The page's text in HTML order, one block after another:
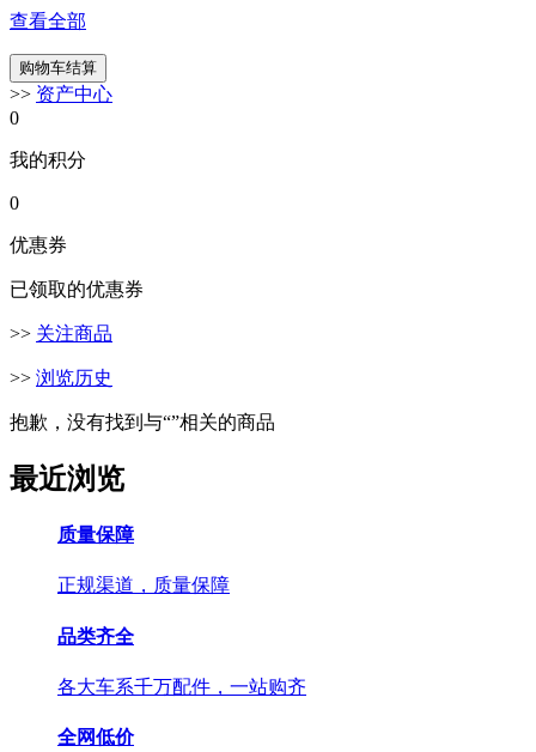
查看全部
>> 资产中心
0
我的积分
0
优惠券
已领取的优惠券
>> 关注商品
>> 浏览历史
抱歉，没有找到与“”相关的商品
最近浏览
质量保障
正规渠道，质量保障
品类齐全
各大车系千万配件，一站购齐
全网低价